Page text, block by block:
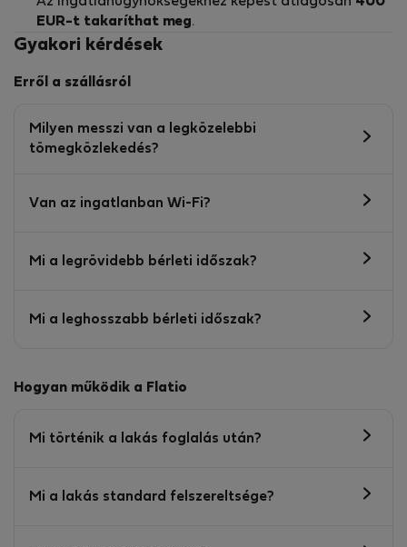
EUR-t takaríthat meg.
Gyakori kérdések
Erről a szállásról
Milyen messzi van a legközelebbi
tömegközlekedés?
Van az ingatlanban Wi-Fi?
Mi a legrövidebb bérleti időszak?
Mi a leghosszabb bérleti időszak?
Hogyan működik a Flatio
Mi történik a lakás foglalás után?
Mi a lakás standard felszereltsége?